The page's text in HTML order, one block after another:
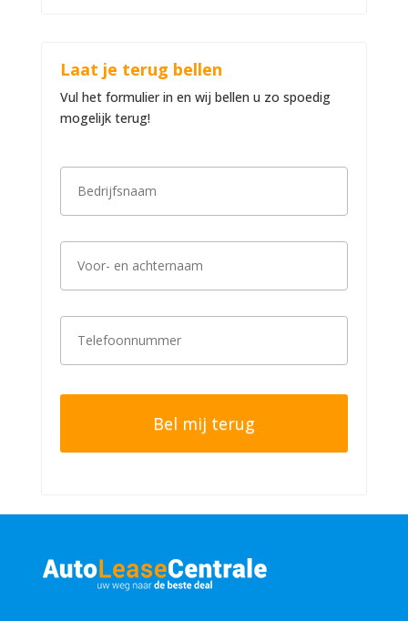
Laat je terug bellen
Vul het formulier in en wij bellen u zo spoedig
mogelijk terug!
B
r
j
n
*
V
r
e
c
n
*
T
e
o
e